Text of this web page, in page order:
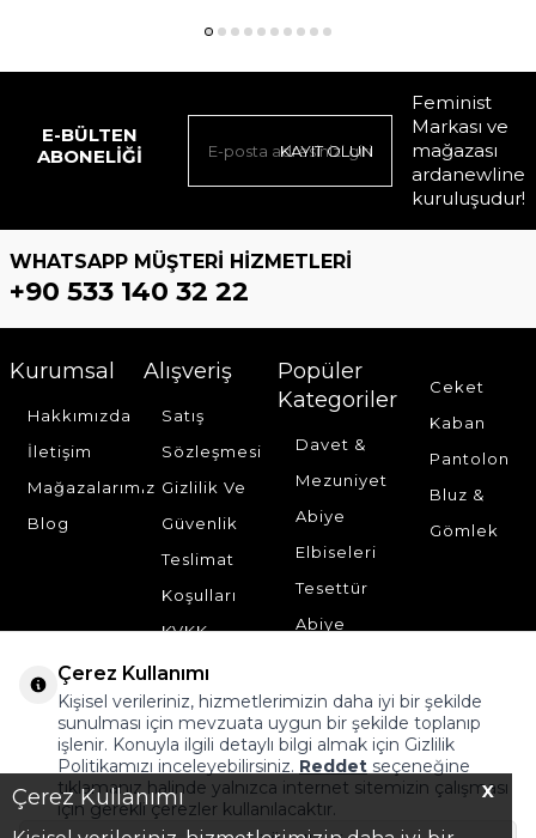
X
Çerez Kullanımı
E-BÜLTEN
ABONELIĞI
KAYIT OLUN
Feminist
Markası ve
mağazası
ardanewline
kuruluşudur!
WHATSAPP MÜŞTERI HIZMETLERI
+90 533 140 32 22
Kurumsal
Hakkımızda
İletişim
Mağazalarımız
Blog
Alışveriş
Satış
Sözleşmesi
Gizlilik Ve
Güvenlik
Teslimat
Koşulları
KVKK
Popüler
Kategoriler
Davet &
Mezuniyet
Abiye
Elbiseleri
Tesettür
Abiye
Tesettür
Elbise
İkili Takım
Ceket
Kaban
Pantolon
Bluz &
Gömlek
Çerez Kullanımı
Kişisel verileriniz, hizmetlerimizin daha iyi bir şekilde
sunulması için mevzuata uygun bir şekilde toplanıp
işlenir. Konuyla ilgili detaylı bilgi almak için Gizlilik
Politikamızı inceleyebilirsiniz. Reddet seçeneğine
tıklamanız halinde yalnızca internet sitemizin çalışması
için gerekli çerezler kullanılacaktır.